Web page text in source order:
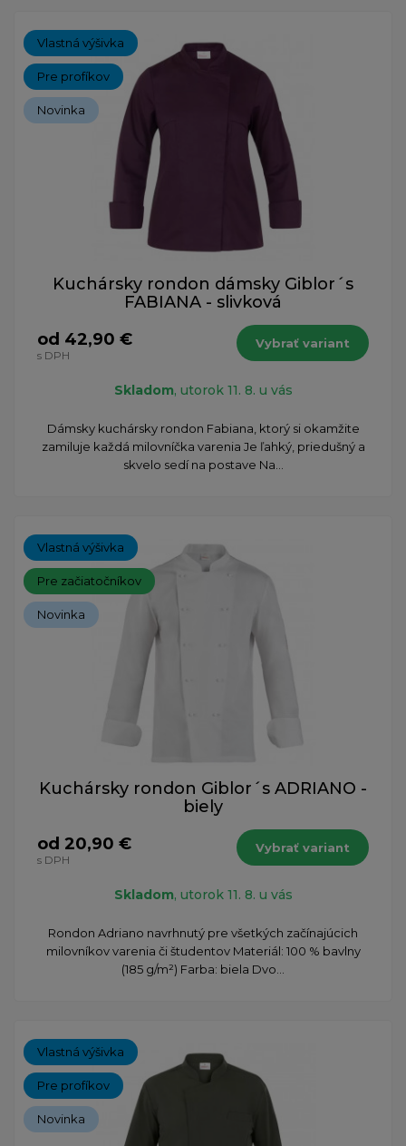
Vlastná výšivka
Pre profíkov
Novinka
Kuchársky rondon dámsky Giblor´s
FABIANA - slivková
od 42,90 €
s DPH
Vybrať variant
Skladom, utorok 11. 8. u vás
​Dámsky kuchársky rondon Fabiana, ktorý si okamžite
zamiluje každá milovníčka varenia Je ľahký, priedušný a
skvelo sedí na postave Na...
Vlastná výšivka
Pre začiatočníkov
Novinka
Kuchársky rondon Giblor´s ADRIANO -
biely
od 20,90 €
s DPH
Vybrať variant
Skladom, utorok 11. 8. u vás
Rondon Adriano navrhnutý pre všetkých začínajúcich
milovníkov varenia či študentov Materiál: 100 % bavlny
(185 g/m²) Farba: biela Dvo...
Vlastná výšivka
Pre profíkov
Novinka